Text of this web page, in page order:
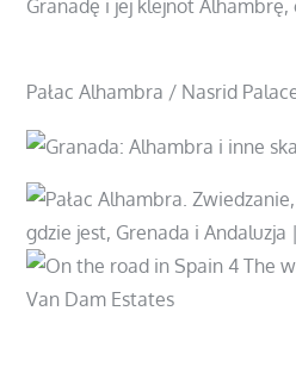
Granadę i jej klejnot Alhambrę,
Pałac Alhambra / Nasrid